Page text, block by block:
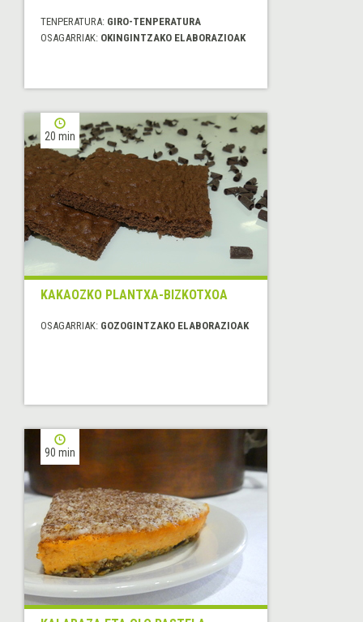
TENPERATURA: GIRO-TENPERATURA
OSAGARRIAK: OKINGINTZAKO ELABORAZIOAK
20 min
KAKAOZKO PLANTXA-BIZKOTXOA
OSAGARRIAK: GOZOGINTZAKO ELABORAZIOAK
90 min